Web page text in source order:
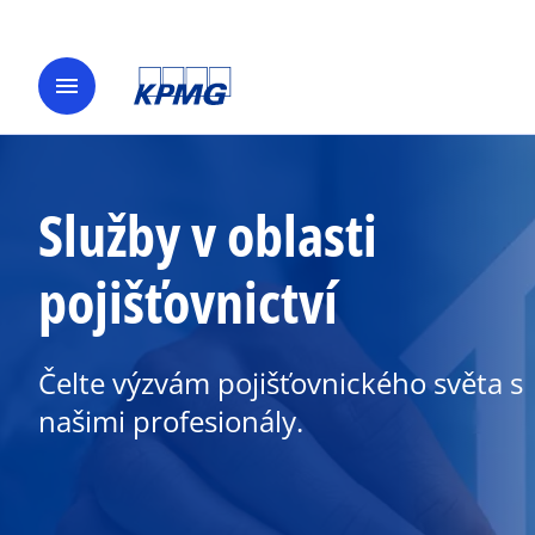
menu
Služby v oblasti
pojišťovnictví
Čelte výzvám pojišťovnického světa s
našimi profesionály.